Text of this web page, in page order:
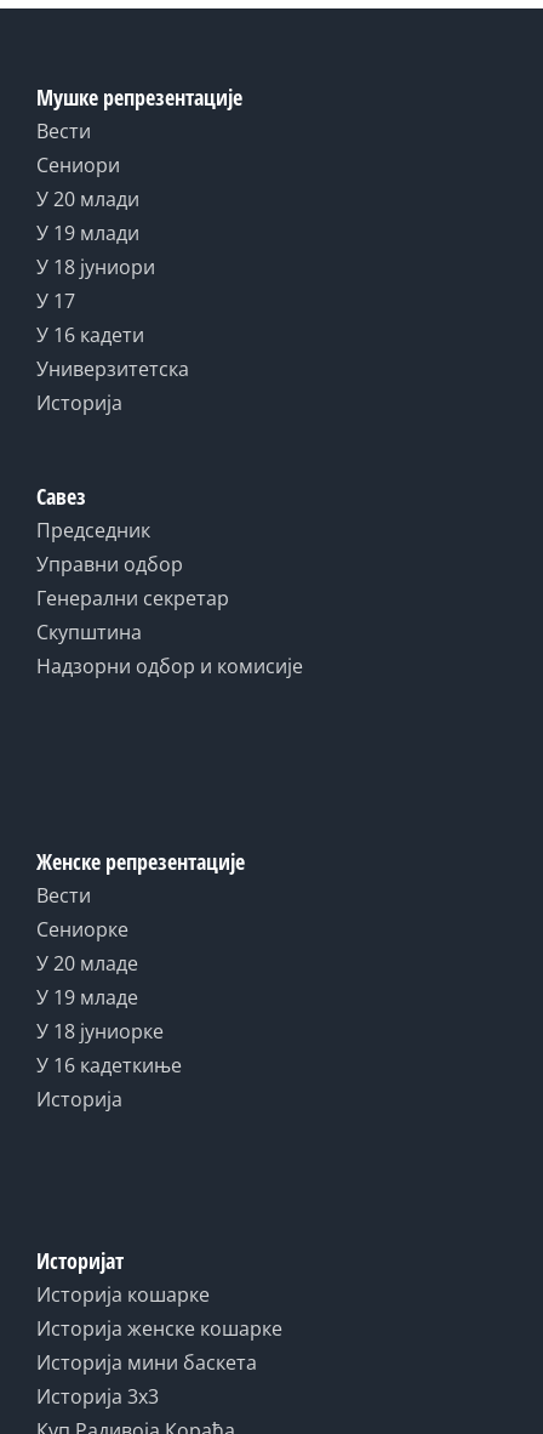
Мушке репрезентације
Вести
Сениори
У 20 млади
У 19 млади
У 18 јуниори
У 17
У 16 кадети
Универзитетска
Историја
Савез
Председник
Управни одбор
Генерални секретар
Скупштина
Надзорни одбор и комисије
Женске репрезентације
Вести
Сениорке
У 20 младе
У 19 младе
У 18 јуниорке
У 16 кадеткиње
Историја
Историјат
Историја кошарке
Историја женске кошарке
Историја мини баскета
Историја 3x3